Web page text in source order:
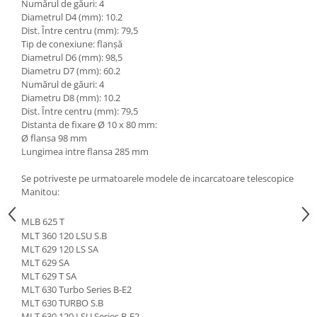
Etrieri
Placute de frana
Pompa de frana - cilindru de frana
Frana utilaje
Supapa franare
Kit reparatii
Cabluri frana
Rezervor lichid de frana
Lichid de frana
Piese fara categorie
Sepci
Garnituri utilaje
Siguranta
Abtibilduri - Etichete
Girofar
Piese electrice
Piese Lamborghini
Piese Same
Piese Renault
Piese Hurlimann
Piese Zetor
Piese Weidemann
Piese Ausa
Piese Still
Piese Timberjack
Piese Valmet Valtra
Piese Vogele
Piese Yuchai
Piese Zeppelin
Numărul de găuri: 4
Diametrul D4 (mm): 10.2
Dist. Între centru (mm): 79,5
Tip de conexiune: flanșă
Diametrul D6 (mm): 98,5
Diametru D7 (mm): 60.2
Numărul de găuri: 4
Diametru D8 (mm): 10.2
Dist. Între centru (mm): 79,5
Distanta de fixare Ø 10 x 80 mm:
Ø flansa 98 mm
Lungimea intre flansa 285 mm
Se potriveste pe urmatoarele modele de incarcatoare telescopice
Manitou:
MLB 625 T
MLT 360 120 LSU S.B
MLT 629 120 LS SA
MLT 629 SA
MLT 629 T SA
MLT 630 Turbo Series B-E2
MLT 630 TURBO S.B